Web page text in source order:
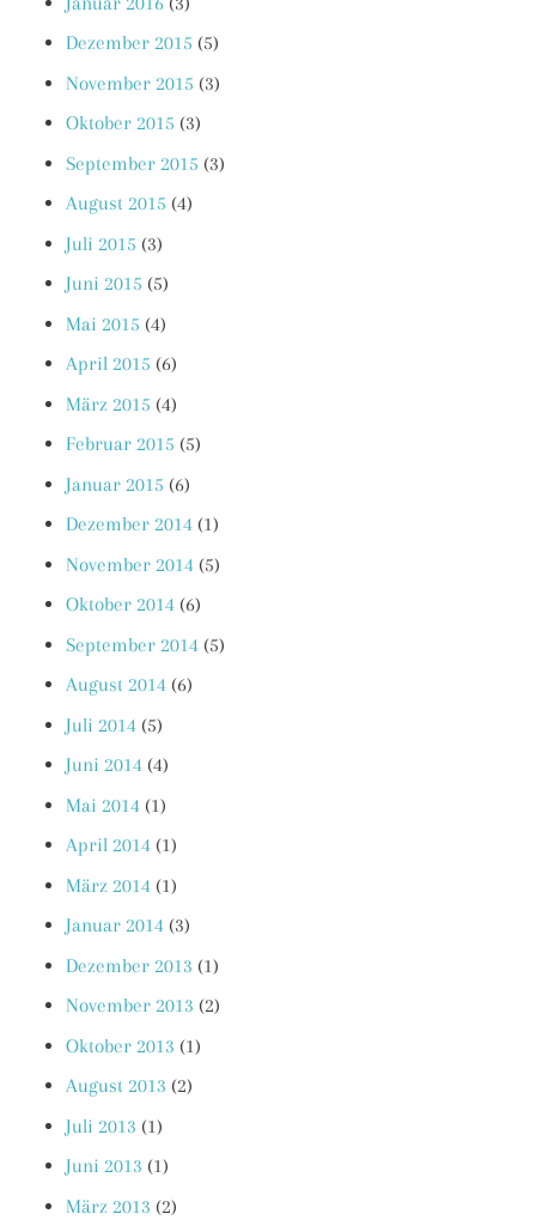
Dezember 2015 (5)
November 2015 (3)
Oktober 2015 (3)
September 2015 (3)
August 2015 (4)
Juli 2015 (3)
Juni 2015 (5)
Mai 2015 (4)
April 2015 (6)
März 2015 (4)
Februar 2015 (5)
Januar 2015 (6)
Dezember 2014 (1)
November 2014 (5)
Oktober 2014 (6)
September 2014 (5)
August 2014 (6)
Juli 2014 (5)
Juni 2014 (4)
Mai 2014 (1)
April 2014 (1)
März 2014 (1)
Januar 2014 (3)
Dezember 2013 (1)
November 2013 (2)
Oktober 2013 (1)
August 2013 (2)
Juli 2013 (1)
Juni 2013 (1)
März 2013 (2)